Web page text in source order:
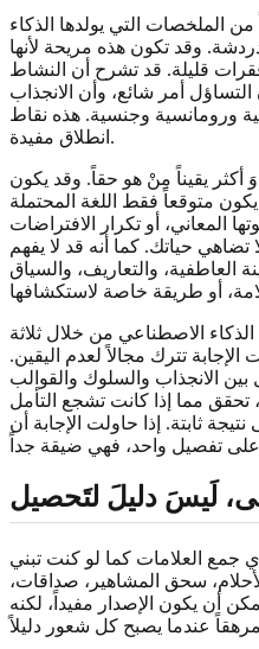
من الملخصات التي يولدها الذكاء
وقد تكون هذه مريحة لأنها
قليلة. قد تشرح أن النشاط
أمر شائع، وأن الانجذاب
ورومانسية وجنسية. هذه نقاط
انطلاق مفيدة.
أكثر يقيناً مِنْ هو حقاً. وقد يكون
متوقعاً فقط اللغة المحتملة
المعاني، أو تكرار الافتراضات
حياتك. كما أنه قد لا يفهم
العاطفية، والتعاريف، والسياق
الذكاء الاصطناعي من خلال ثلاثة
تترك مجالاً لعدم اليقين.
بين الانجذاب والسلوك والقوالب
تحقق مما إذا كانت تشجع التأمل
ثابتة. إذا حاولت الإجابة أن
لَيسَ دليلَ لتَحصيل
جمع العلامات كما لو كنت تبني
سحق المشاهير، صداقات،
أن يكون الإصدار مفيداً، لكنه